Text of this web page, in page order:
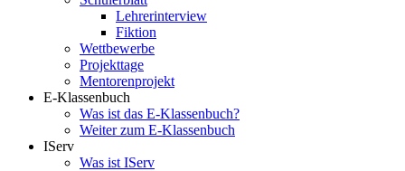
Lehrerinterview
Fiktion
Wettbewerbe
Projekttage
Mentorenprojekt
E-Klassenbuch
Was ist das E-Klassenbuch?
Weiter zum E-Klassenbuch
IServ
Was ist IServ